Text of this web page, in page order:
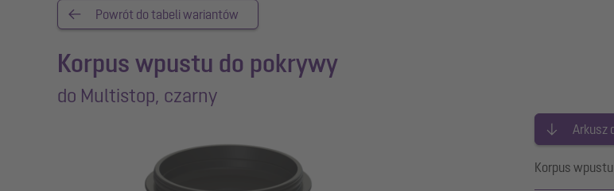
Powrót do tabeli wariantów
Korpus wpustu do pokrywy
do Multistop, czarny
Arkusz
Korpus